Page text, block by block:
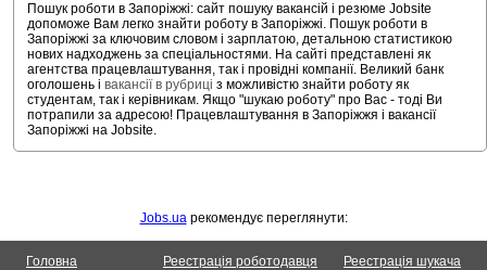
Пошук роботи в Запоріжжі: сайт пошуку вакансій і резюме Jobsite
допоможе Вам легко знайти роботу в Запоріжжі. Пошук роботи в
Запоріжжі за ключовим словом і зарплатою, детальною статистикою
нових надходжень за спеціальностями. На сайті представлені як
агентства працевлаштування, так і провідні компанії. Великий банк
оголошень і вакансії в рубриці з можливістю знайти роботу як
студентам, так і керівникам. Якщо "шукаю роботу" про Вас - тоді Ви
потрапили за адресою! Працевлаштування в Запоріжжя і вакансії
Запоріжжі на Jobsite.
Jobs.uaрекомендує переглянути:
Головна Реестрація роботодавця Реестрація шукача